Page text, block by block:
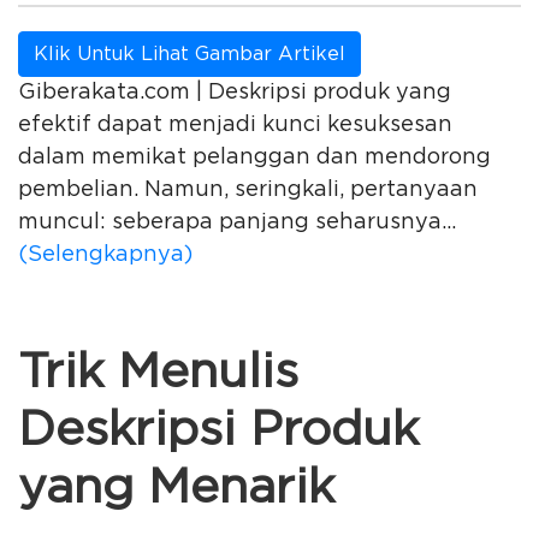
Klik Untuk Lihat Gambar Artikel
Giberakata.com | Deskripsi produk yang
efektif dapat menjadi kunci kesuksesan
dalam memikat pelanggan dan mendorong
pembelian. Namun, seringkali, pertanyaan
muncul: seberapa panjang seharusnya...
(Selengkapnya)
Trik Menulis
Deskripsi Produk
yang Menarik